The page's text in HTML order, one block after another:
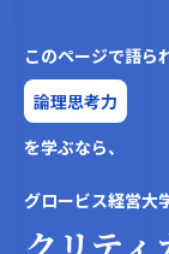
このページで語ら
論理思考力
を学ぶなら、
グロービス経営大